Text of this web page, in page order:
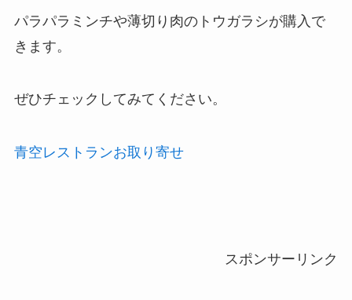
パラパラミンチや薄切り肉のトウガラシが購入で
きます。
ぜひチェックしてみてください。
青空レストランお取り寄せ
スポンサーリンク